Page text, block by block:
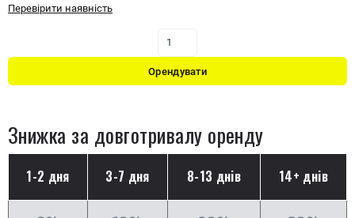
Перевірити наявність
Орендувати
Знижка за довготривалу оренду
1-2 дня 3-7 дня 8-13 днів 14+ днів